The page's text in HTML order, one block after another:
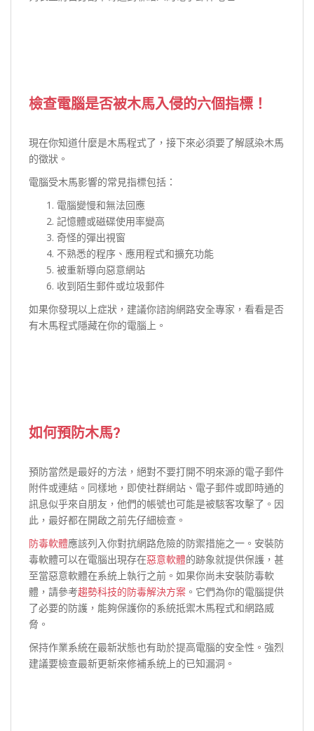
檢查電腦是否被木馬入侵的六個指標 ！
現在你知道什麼是木馬程式了，接下來必須要了解感染木馬
的徵狀。
電腦受木馬影響的常見指標包括：
電腦變慢和無法回應
記憶體或磁碟使用率變高
奇怪的彈出視窗
不熟悉的程序、應用程式和擴充功能
被重新導向惡意網站
收到陌生郵件或垃圾郵件
如果你發現以上症狀，建議你諮詢網路安全專家，看看是否
有木馬程式隱藏在你的電腦上。
如何預防木馬?
預防當然是最好的方法，絕對不要打開不明來源的電子郵件
附件或連結。同樣地，即使社群網站、電子郵件或即時通的
訊息似乎來自朋友，他們的帳號也可能是被駭客攻擊了。因
此，最好都在開啟之前先仔細檢查。
防毒軟體應該列入你對抗網路危險的防禦措施之一。安裝防
毒軟體可以在電腦出現存在惡意軟體的跡象就提供保護，甚
至當惡意軟體在系統上執行之前。如果你尚未安裝防毒軟
體，請參考趨勢科技的防毒解決方案 。它們為你的電腦提供
了必要的防護，能夠保護你的系統抵禦木馬程式和網路威
脅。
保持作業系統在最新狀態也有助於提高電腦的安全性。強烈
建議要檢查最新更新來修補系統上的已知漏洞。